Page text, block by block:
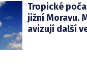
Tropické
jižní Moravu.
avizují další